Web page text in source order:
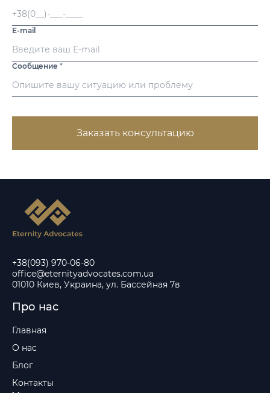
E-mail
Сообщение *
Заказать консультацию
+38(093) 970-06-80
office@eternityadvocates.com.ua
01010 Киев, Украина, ул. Бассейная 7в
Про нас
Главная
О нас
Блог
Контакты